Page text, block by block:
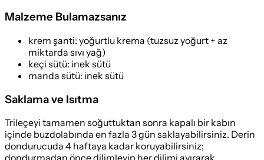
Malzeme Bulamazsanız
krem şanti: yoğurtlu krema (tuzsuz yoğurt + az
miktarda sıvı yağ)
keçi sütü: inek sütü
manda sütü: inek sütü
Saklama ve Isıtma
Trileçeyi tamamen soğuttuktan sonra kapalı bir kabın
içinde buzdolabında en fazla 3 gün saklayabilirsiniz. Derin
dondurucuda 4 haftaya kadar koruyabilirsiniz;